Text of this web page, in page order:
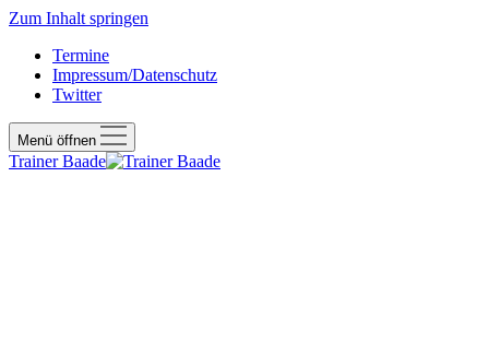
Zum Inhalt springen
Termine
Impressum/Datenschutz
Twitter
Menü öffnen
Trainer Baade